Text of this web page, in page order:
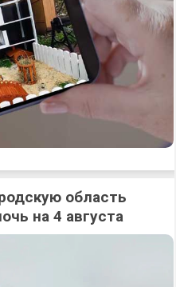
область
на 4 августа